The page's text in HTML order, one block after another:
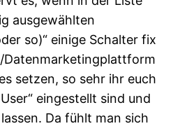
ausgewählten
so)“ einige Schalter fix
Datenmarketingplattform
setzen, so sehr ihr euch
eingestellt sind und
Da fühlt man sich